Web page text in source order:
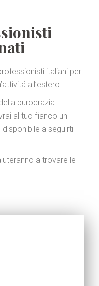
italiani per
all’estero.
burocrazia
al tuo fianco un
a seguirti
a trovare le